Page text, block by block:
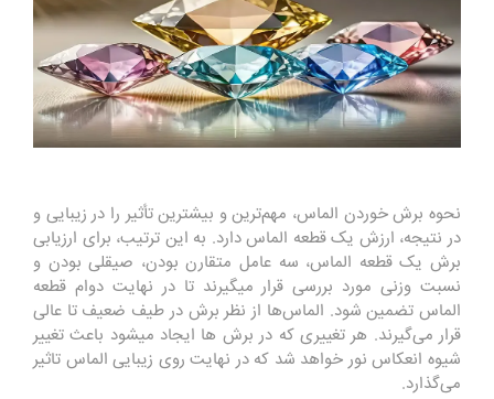
نحوه برش خوردن الماس، مهم‌ترین و بیشترین تأثیر را در زیبایی و
در نتیجه، ارزش یک قطعه الماس دارد. به این ترتیب، برای ارزیابی
برش یک قطعه الماس، سه عامل متقارن بودن، صیقلی بودن و
نسبت وزنی مورد بررسی قرار میگیرند تا در نهایت دوام قطعه
الماس تضمین شود. الماس‌ها از نظر برش در طیف ضعیف تا عالی
قرار می‌گیرند. هر تغییری که در برش ها ایجاد میشود باعث تغییر
شیوه انعکاس نور خواهد شد که در نهایت روی زیبایی الماس تاثیر
می‌گذارد.